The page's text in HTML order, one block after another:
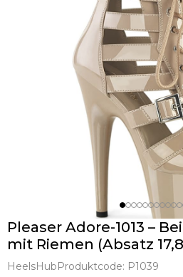
Pleaser Adore-1013 –
mit Riemen (Absatz
HeelsHubProduktcode: P1039